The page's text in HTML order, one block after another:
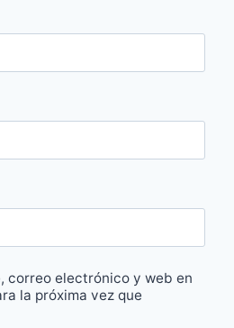
correo electrónico y web en
la próxima vez que